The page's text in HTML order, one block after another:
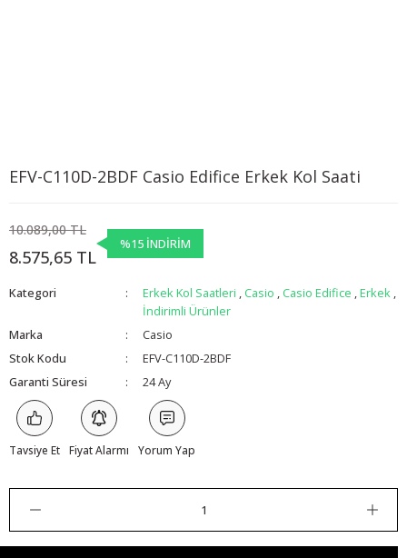
EFV-C110D-2BDF Casio Edifice Erkek Kol Saati
10.089,00 TL
8.575,65 TL
%15 İNDİRİM
Kategori Erkek Kol Saatleri , Casio , Casio Edifice ,Erkek ,
İndirimli Ürünler
Marka
Casio
Stok Kodu
EFV-C110D-2BDF
Garanti Süresi
24 Ay
Tavsiye Et Fiyat Alarmı Yorum Yap